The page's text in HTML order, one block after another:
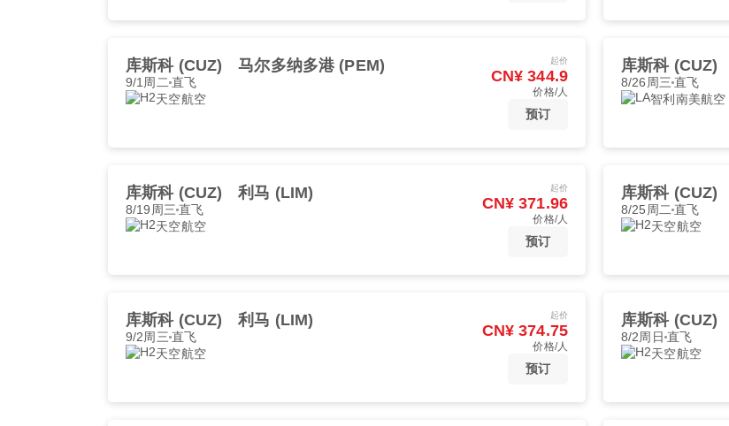
库斯科 (CUZ) 马尔多纳多港 (PEM)
9/1周二 直飞
天空航空
起价
CN¥ 344.9
价格/人
预订
库斯科 (CUZ)
8/26周三 直飞
智利南美航空
库斯科 (CUZ) 利马 (LIM)
8/19周三 直飞
天空航空
起价
CN¥ 371.96
价格/人
预订
库斯科 (CUZ)
8/25周二 直飞
天空航空
库斯科 (CUZ) 利马 (LIM)
9/2周三 直飞
天空航空
起价
CN¥ 374.75
价格/人
预订
库斯科 (CUZ)
8/2周日 直飞
天空航空